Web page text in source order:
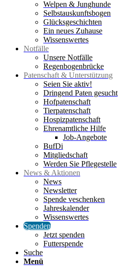
Welpen & Junghunde
Selbstauskunftsbogen
Glücksgeschichten
Ein neues Zuhause
Wissenswertes
Notfälle
Unsere Notfälle
Regenbogenbrücke
Patenschaft & Unterstützung
Seien Sie aktiv!
Dringend Paten gesucht
Hofpatenschaft
Tierpatenschaft
Hospizpatenschaft
Ehrenamtliche Hilfe
Job-Angebote
BufDi
Mitgliedschaft
Werden Sie Pflegestelle
News & Aktionen
News
Newsletter
Spende veschenken
Jahreskalender
Wissenswertes
Spenden
Jetzt spenden
Futterspende
Suche
Menü